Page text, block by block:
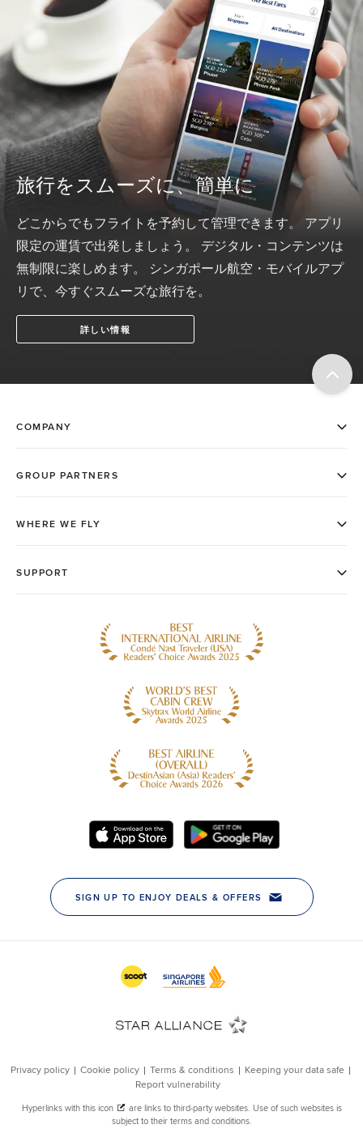
旅行をスムーズに、簡単に
どこからでもフライトを予約して管理できます。 アプリ
限定の運賃で出発しましょう。 デジタル・コンテンツは
無制限に楽しめます。 シンガポール航空・モバイルアプ
リで、今すぐスムーズな旅行を。
詳しい情報